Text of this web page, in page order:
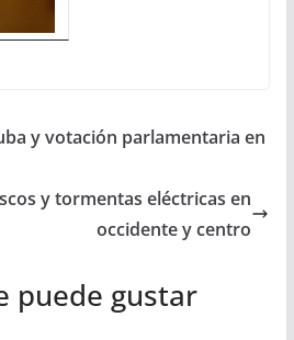
y votación parlamentaria en
y tormentas eléctricas en
occidente y centro
puede gustar